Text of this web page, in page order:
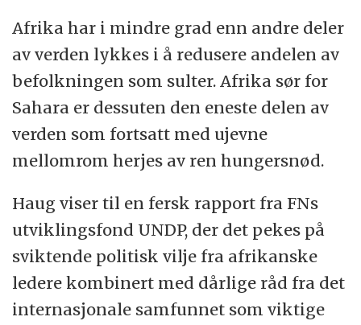
Afrika har i mindre grad enn andre deler
av verden lykkes i å redusere andelen av
befolkningen som sulter. Afrika sør for
Sahara er dessuten den eneste delen av
verden som fortsatt med ujevne
mellomrom herjes av ren hungersnød.
Haug viser til en fersk rapport fra FNs
utviklingsfond UNDP, der det pekes på
sviktende politisk vilje fra afrikanske
ledere kombinert med dårlige råd fra det
internasjonale samfunnet som viktige